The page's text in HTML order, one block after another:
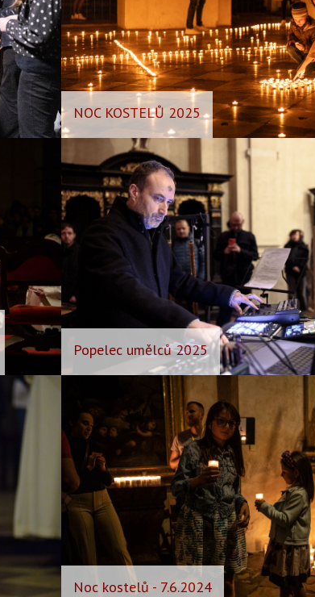
NOC KOSTELŮ 2025
Popelec umělců 2025
Noc kostelů - 7.6.2024